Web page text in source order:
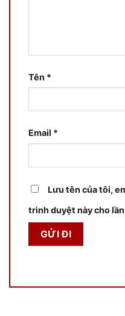
Tên *
Email *
Lưu tên của tôi,
trình duyệt này cho